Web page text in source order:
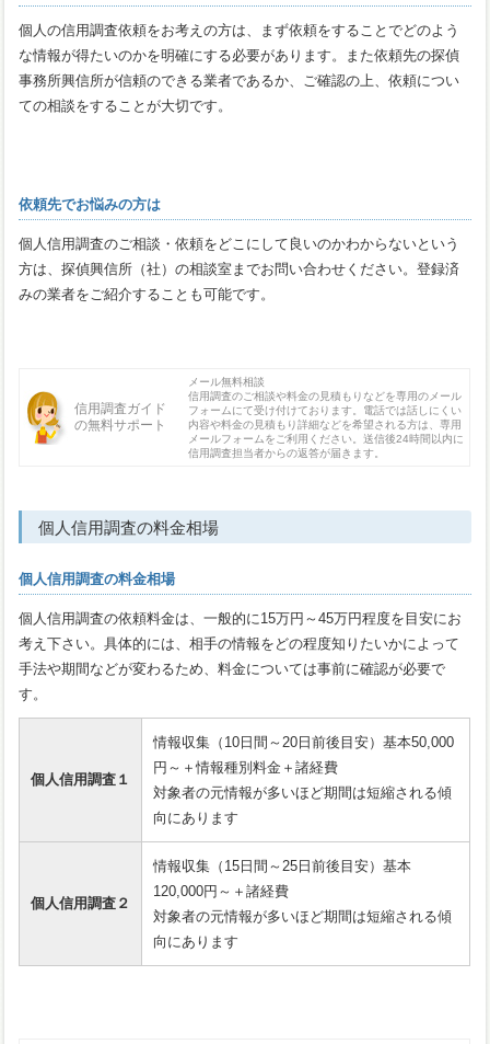
個人の信用調査依頼をお考えの方は、まず依頼をすることでどのよう
な情報が得たいのかを明確にする必要があります。また依頼先の探偵
事務所興信所が信頼のできる業者であるか、ご確認の上、依頼につい
ての相談をすることが大切です。
依頼先でお悩みの方は
個人信用調査のご相談・依頼をどこにして良いのかわからないという
方は、探偵興信所（社）の相談室までお問い合わせください。登録済
みの業者をご紹介することも可能です。
信用調査ガイド
の無料サポート
メール無料相談
信用調査のご相談や料金の見積もりなどを専用のメール
フォームにて受け付けております。電話では話しにくい
内容や料金の見積もり詳細などを希望される方は、専用
メールフォームをご利用ください。送信後24時間以内に
信用調査担当者からの返答が届きます。
個人信用調査の料金相場
個人信用調査の料金相場
個人信用調査の依頼料金は、一般的に15万円～45万円程度を目安にお
考え下さい。具体的には、相手の情報をどの程度知りたいかによって
手法や期間などが変わるため、料金については事前に確認が必要で
す。
個人信用調査１
情報収集（10日間～20日前後目安）基本50,000
円～＋情報種別料金＋諸経費
対象者の元情報が多いほど期間は短縮される傾
向にあります
個人信用調査２
情報収集（15日間～25日前後目安）基本
120,000円～＋諸経費
対象者の元情報が多いほど期間は短縮される傾
向にあります